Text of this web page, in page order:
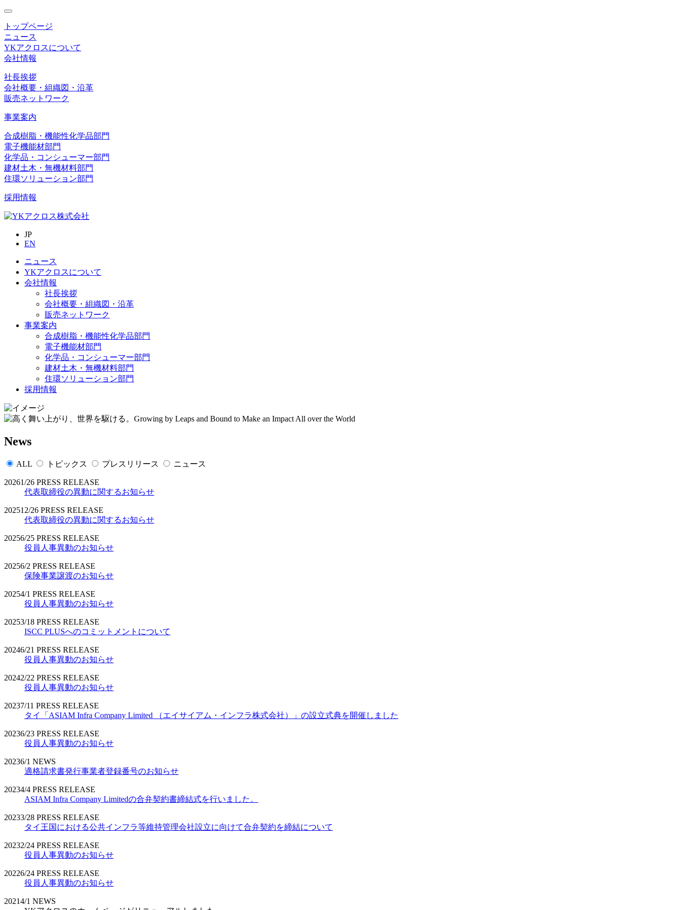
toggle
navigation
トップページ
ニュース
YKアクロスについて
会社情報
社長挨拶
会社概要・組織図・沿革
販売ネットワーク
事業案内
合成樹脂・機能性化学品部門
電子機能材部門
化学品・コンシューマー部門
建材土木・無機材料部門
住環ソリューション部門
採用情報
JP
EN
ニュース
YKアクロスについて
会社情報
社長挨拶
会社概要・組織図・沿革
販売ネットワーク
事業案内
合成樹脂・機能性化学品部門
電子機能材部門
化学品・コンシューマー部門
建材土木・無機材料部門
住環ソリューション部門
採用情報
News
ALL トピックス プレスリリース ニュース
20261/26 PRESS RELEASE
代表取締役の異動に関するお知らせ
202512/26 PRESS RELEASE
代表取締役の異動に関するお知らせ
20256/25 PRESS RELEASE
役員人事異動のお知らせ
20256/2 PRESS RELEASE
保険事業譲渡のお知らせ
20254/1 PRESS RELEASE
役員人事異動のお知らせ
20253/18 PRESS RELEASE
ISCC PLUSへのコミットメントについて
20246/21 PRESS RELEASE
役員人事異動のお知らせ
20242/22 PRESS RELEASE
役員人事異動のお知らせ
20237/11 PRESS RELEASE
タイ「ASIAM Infra Company Limited （エイサイアム・インフラ株式会社）」の設立式典を開催しました
20236/23 PRESS RELEASE
役員人事異動のお知らせ
20236/1 NEWS
適格請求書発行事業者登録番号のお知らせ
20234/4 PRESS RELEASE
ASIAM Infra Company Limitedの合弁契約書締結式を行いました。
20233/28 PRESS RELEASE
タイ王国における公共インフラ等維持管理会社設立に向けて合弁契約を締結について
20232/24 PRESS RELEASE
役員人事異動のお知らせ
20226/24 PRESS RELEASE
役員人事異動のお知らせ
20214/1 NEWS